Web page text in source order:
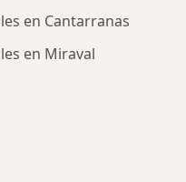
en Cantarranas
en Miraval